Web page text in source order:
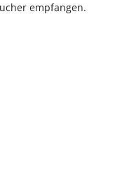
empfangen.